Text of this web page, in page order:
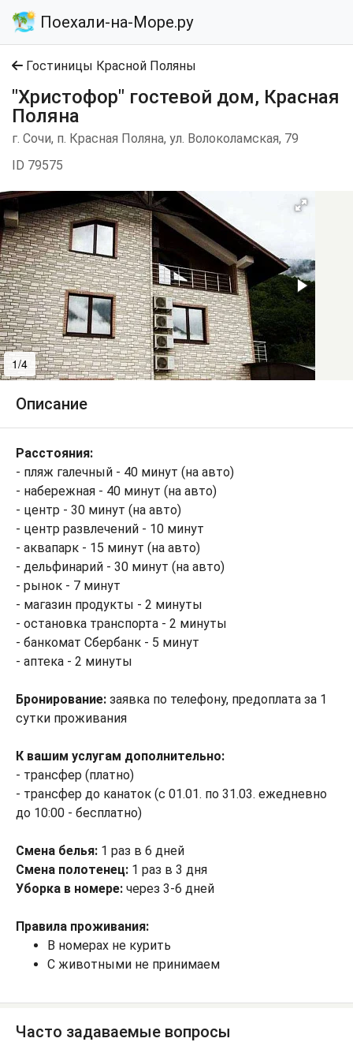
Поехали-на-Море.ру
Гостиницы Красной Поляны
"Христофор" гостевой дом, Красная
Поляна
г. Coчи, п. Красная Поляна, ул. Волоколамская, 79
ID 79575
1/4
Описание
Расстояния:
- пляж галечный - 40 минут (на авто)
- набережная - 40 минут (на авто)
- центр - 30 минут (на авто)
- центр развлечений - 10 минут
- аквапарк - 15 минут (на авто)
- дельфинарий - 30 минут (на авто)
- рынок - 7 минут
- магазин продукты - 2 минуты
- остановка транспорта - 2 минуты
- банкомат Сбербанк - 5 минут
- аптека - 2 минуты
Бронирование: заявка по телефону, предоплата за 1
сутки проживания
К вашим услугам дополнительно:
- трансфер (платно)
- трансфер до канаток (с 01.01. по 31.03. ежедневно
до 10:00 - бесплатно)
Смена белья: 1 раз в 6 дней
Смена полотенец: 1 раз в 3 дня
Уборка в номере: через 3-6 дней
Правила проживания:
В номерах не курить
С животными не принимаем
Часто задаваемые вопросы